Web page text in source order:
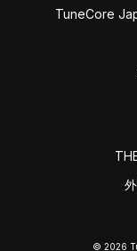
TuneCore
© 2026